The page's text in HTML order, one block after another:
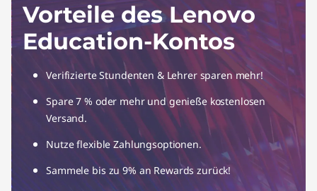
Vorteile des Lenovo
Education-Kontos
Verifizierte Stundenten & Lehrer sparen mehr!
Spare 7 % oder mehr und genieße kostenlosen
Versand.
Nutze flexible Zahlungsoptionen.
Sammele bis zu 9% an Rewards zurück!